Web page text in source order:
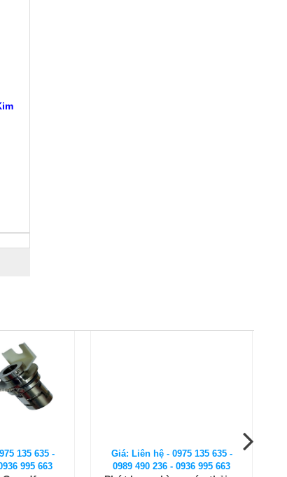
135 635 -
995 663
Giá: Liên hệ - 0975 135 635 -
0989 490 236 - 0936 995 663